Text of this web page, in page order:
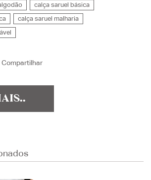
calça saruel básica
calça saruel malharia
Compartilhar